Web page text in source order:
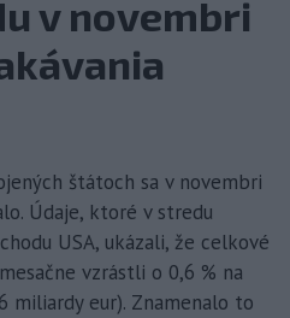
v novembri
štátoch sa v novembri
Údaje, ktoré v stredu
USA, ukázali, že celkové
vzrástli o 0,6 % na
miliardy eur). Znamenalo to